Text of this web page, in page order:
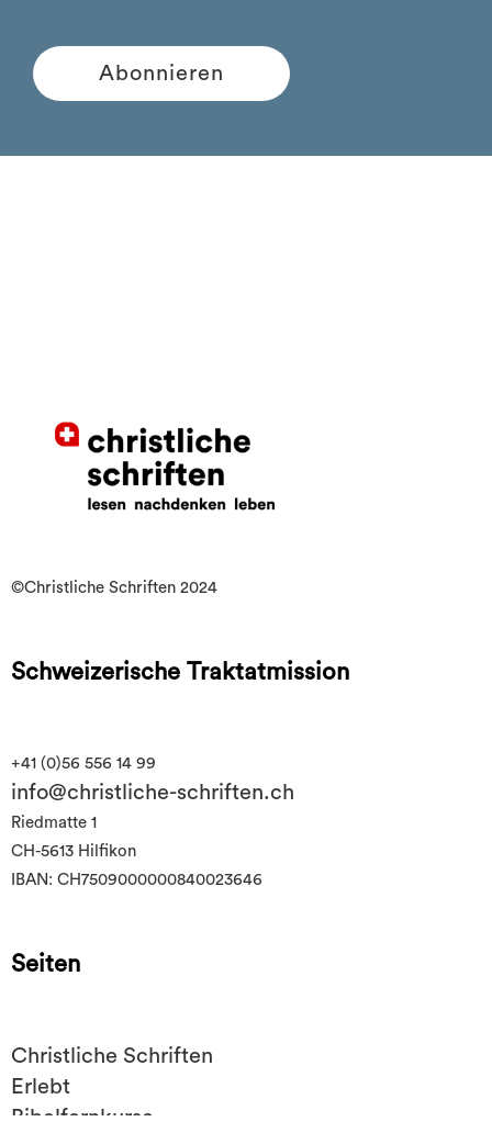
©Christliche Schriften 2024
Schweizerische Traktatmission
+41 (0)56 556 14 99
info@christliche-schriften.ch
Riedmatte 1
CH-5613 Hilfikon
IBAN: CH7509000000840023646
Seiten
Christliche Schriften
Erlebt
Bibelfernkurse